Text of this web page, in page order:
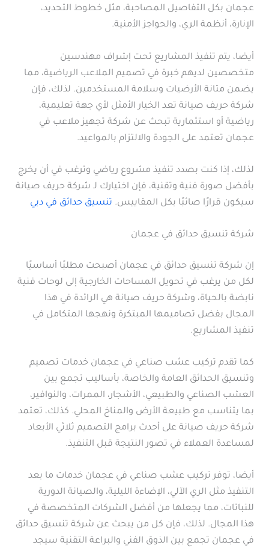
عجمان بكل التفاصيل المصاحبة، مثل خطوط التحديد،
الإنارة، أنظمة الري، والحواجز الأمنية.
أيضا، يتم تنفيذ المشاريع تحت إشراف مهندسين
متخصصين لديهم خبرة في تصميم الملاعب الرياضية، مما
يضمن متانة الأرضيات وسلامة المستخدمين. لذلك، فإن
شركة حريف صيانة تعد الخيار الأمثل لأي جهة تعليمية،
رياضية أو استثمارية تبحث عن شركة تجهيز ملاعب في
عجمان تعتمد على الجودة والالتزام بالمواعيد.
لذلك، إذا كنت بصدد تنفيذ مشروع رياضي وترغب في أن يخرج
بأفضل صورة فنية وتقنية، فإن اختيارك لـ شركة حريف صيانة
سيكون قرارًا صائبًا بكل المقاييس. تنسيق حدائق في دبي
شركة تنسيق حدائق في عجمان
إن شركة تنسيق حدائق في عجمان أصبحت مطلبًا أساسيًا
لكل من يرغب في تحويل المساحات الخارجية إلى لوحات فنية
نابضة بالحياة، وشركة حريف صيانة هي الرائدة في هذا
المجال بفضل تصاميمها المبتكرة ونهجها المتكامل في
تنفيذ المشاريع.
كما تقدم تركيب عشب صناعي في عجمان خدمات تصميم
وتنسيق الحدائق العامة والخاصة، بأساليب تجمع بين
العشب الصناعي والطبيعي، الأشجار، الممرات، والنوافير،
بما يتناسب مع طبيعة الأرض والمناخ المحلي. كذلك، تعتمد
شركة حريف صيانة على أحدث برامج التصميم ثلاثي الأبعاد
لمساعدة العملاء في تصور النتيجة قبل التنفيذ.
أيضا، توفر تركيب عشب صناعي في عجمان خدمات ما بعد
التنفيذ مثل الري الآلي، الإضاءة الليلية، والصيانة الدورية
للنباتات، مما يجعلها من أفضل الشركات المتخصصة في
هذا المجال. لذلك، فإن كل من يبحث عن شركة تنسيق حدائق
في عجمان تجمع بين الذوق الفني والبراعة التقنية سيجد